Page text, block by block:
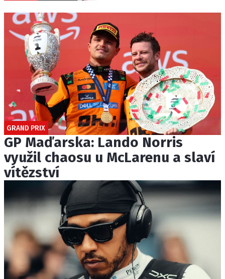
GRAND PRIX
GP Maďarska: Lando Norris
využil chaosu u McLarenu a slaví
vítězství